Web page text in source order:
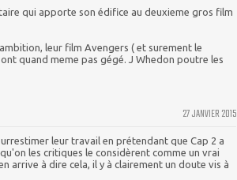
qui apporte son édifice au deuxieme gros film
leur film Avengers ( et surement le
quand meme pas gégé. J Whedon poutre les
27 JANVIER 2015
leur travail en prétendant que Cap 2 a
les critiques le considèrent comme un vrai
arrive à dire cela, il y à clairement un doute vis à